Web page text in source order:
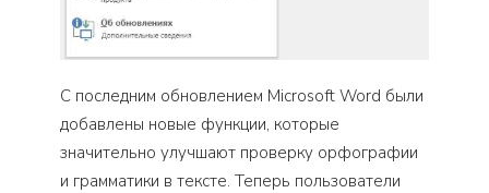
С последним обновлением Microsoft Word были
добавлены новые функции, которые
значительно улучшают проверку орфографии
и грамматики в тексте. Теперь пользователи